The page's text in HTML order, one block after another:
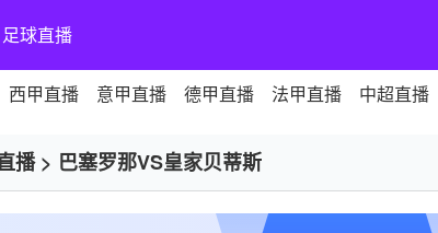
足球直播
西甲直播 意甲直播 德甲直播 法甲直播 中超直播
播> 巴塞罗那VS皇家贝蒂斯